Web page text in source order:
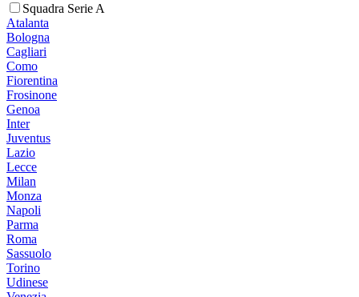
Squadra Serie A
Atalanta
Bologna
Cagliari
Como
Fiorentina
Frosinone
Genoa
Inter
Juventus
Lazio
Lecce
Milan
Monza
Napoli
Parma
Roma
Sassuolo
Torino
Udinese